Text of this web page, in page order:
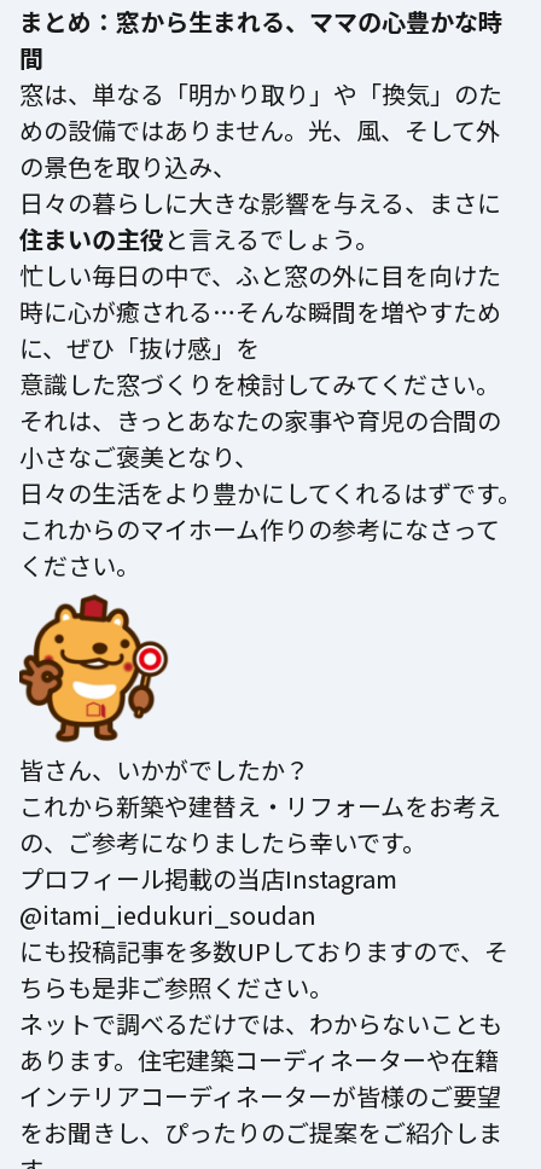
まとめ：窓から生まれる、ママの心豊かな時
間
窓は、単なる「明かり取り」や「換気」のた
めの設備ではありません。光、風、そして外
の景色を取り込み、
日々の暮らしに大きな影響を与える、まさに
住まいの主役と言えるでしょう。
忙しい毎日の中で、ふと窓の外に目を向けた
時に心が癒される…そんな瞬間を増やすため
に、ぜひ「抜け感」を
意識した窓づくりを検討してみてください。
それは、きっとあなたの家事や育児の合間の
小さなご褒美となり、
日々の生活をより豊かにしてくれるはずです。
これからのマイホーム作りの参考になさって
ください。
皆さん、いかがでしたか？
これから新築や建替え・リフォームをお考え
の、ご参考になりましたら幸いです。
プロフィール掲載の当店Instagram
@itami_iedukuri_soudan
にも投稿記事を多数UPしておりますので、そ
ちらも是非ご参照ください。
ネットで調べるだけでは、わからないことも
あります。住宅建築コーディネーターや在籍
インテリアコーディネーターが皆様のご要望
をお聞きし、ぴったりのご提案をご紹介しま